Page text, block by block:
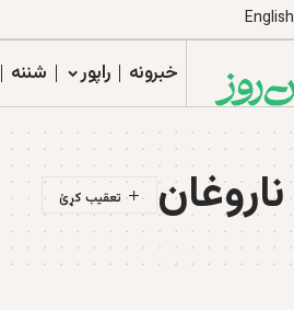
English
خبرونه راپور شننه
ناروغان